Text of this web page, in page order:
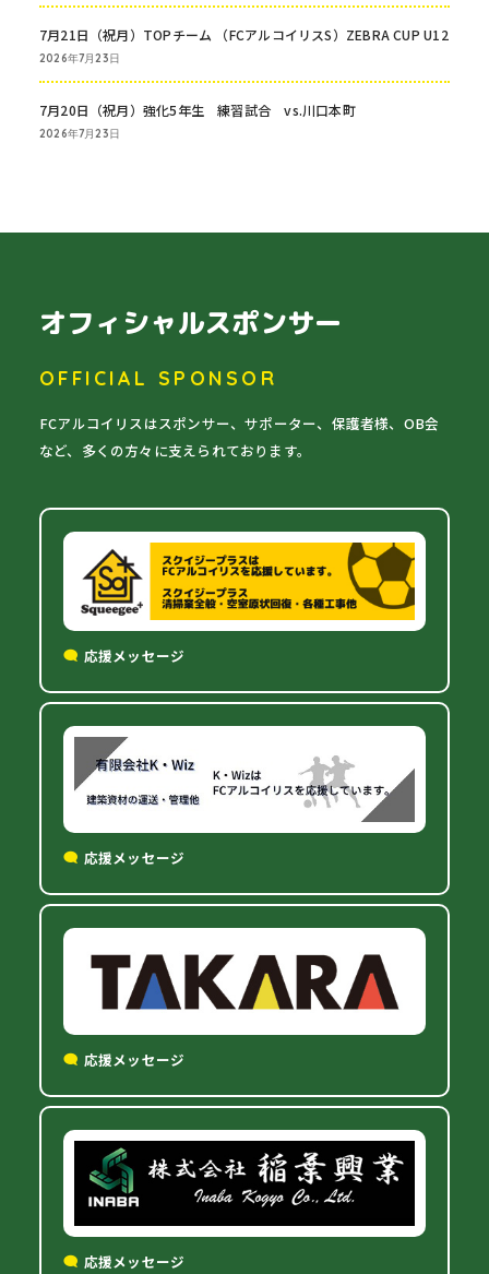
7月21日（祝月）TOPチーム （FCアルコイリスS）ZEBRA CUP U12
2026年7月23日
7月20日（祝月）強化5年生 練習試合 vs.川口本町
2026年7月23日
オフィシャルスポンサー
OFFICIAL SPONSOR
FCアルコイリスはスポンサー、サポーター、保護者様、OB会
など、多くの方々に支えられております。
応援メッセージ
応援メッセージ
応援メッセージ
応援メッセージ